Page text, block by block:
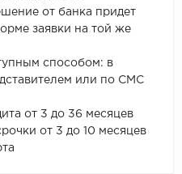
от банка придет
заявки на той же
способом: в
или по СМС
от 3 до 36 месяцев
от 3 до 10 месяцев